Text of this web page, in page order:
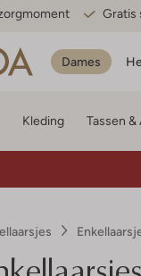
Gratis
Dames
Kleding Tassen